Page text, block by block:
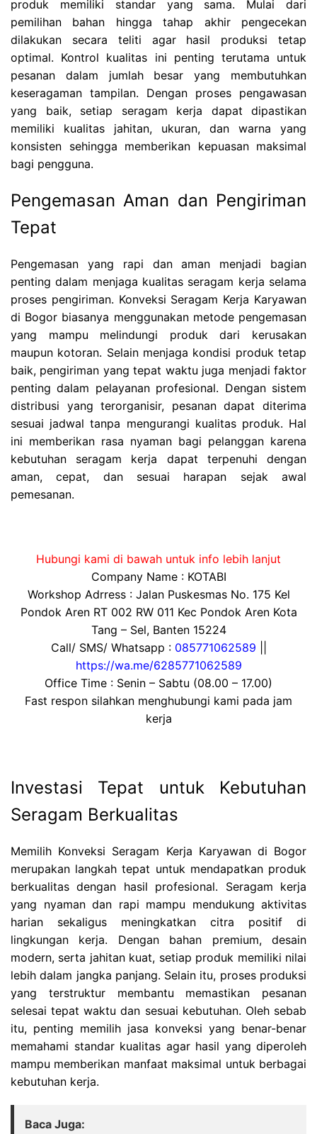
produk memiliki standar yang sama. Mulai dari
pemilihan bahan hingga tahap akhir pengecekan
dilakukan secara teliti agar hasil produksi tetap
optimal. Kontrol kualitas ini penting terutama untuk
pesanan dalam jumlah besar yang membutuhkan
keseragaman tampilan. Dengan proses pengawasan
yang baik, setiap seragam kerja dapat dipastikan
memiliki kualitas jahitan, ukuran, dan warna yang
konsisten sehingga memberikan kepuasan maksimal
bagi pengguna.
Pengemasan Aman dan Pengiriman
Tepat
Pengemasan yang rapi dan aman menjadi bagian
penting dalam menjaga kualitas seragam kerja selama
proses pengiriman. Konveksi Seragam Kerja Karyawan
di Bogor biasanya menggunakan metode pengemasan
yang mampu melindungi produk dari kerusakan
maupun kotoran. Selain menjaga kondisi produk tetap
baik, pengiriman yang tepat waktu juga menjadi faktor
penting dalam pelayanan profesional. Dengan sistem
distribusi yang terorganisir, pesanan dapat diterima
sesuai jadwal tanpa mengurangi kualitas produk. Hal
ini memberikan rasa nyaman bagi pelanggan karena
kebutuhan seragam kerja dapat terpenuhi dengan
aman, cepat, dan sesuai harapan sejak awal
pemesanan.
Hubungi kami di bawah untuk info lebih lanjut
Company Name : KOTABI
Workshop Adrress : Jalan Puskesmas No. 175 Kel
Pondok Aren RT 002 RW 011 Kec Pondok Aren Kota
Tang – Sel, Banten 15224
Call/ SMS/ Whatsapp : 085771062589
https://wa.me/6285771062589
Office Time : Senin – Sabtu (08.00 – 17.00)
Fast respon silahkan menghubungi kami pada jam
kerja
Investasi Tepat untuk Kebutuhan
Seragam Berkualitas
Memilih Konveksi Seragam Kerja Karyawan di Bogor
merupakan langkah tepat untuk mendapatkan produk
berkualitas dengan hasil profesional. Seragam kerja
yang nyaman dan rapi mampu mendukung aktivitas
harian sekaligus meningkatkan citra positif di
lingkungan kerja. Dengan bahan premium, desain
modern, serta jahitan kuat, setiap produk memiliki nilai
lebih dalam jangka panjang. Selain itu, proses produksi
yang terstruktur membantu memastikan pesanan
selesai tepat waktu dan sesuai kebutuhan. Oleh sebab
itu, penting memilih jasa konveksi yang benar-benar
memahami standar kualitas agar hasil yang diperoleh
mampu memberikan manfaat maksimal untuk berbagai
kebutuhan kerja.
Baca Juga: